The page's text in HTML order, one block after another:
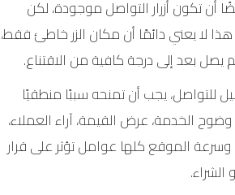
أن تكون أزرار التواصل موجودة، لكن
لا يعني دائمًا أن مكان الزر خاطئ فقط،
يصل بعد إلى درجة كافية من الاقتناع.
للتواصل، يجب أن تمنحه سببًا منطقيًا
الخدمة، عرض القيمة، آراء العملاء،
الموقع كلها عوامل تؤثر على قرار